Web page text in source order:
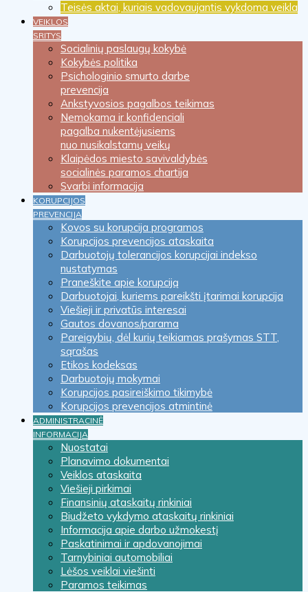
Teisės aktai, kuriais vadovaujantis vykdoma veikla
VEIKLOS
SRITYS
Socialinių paslaugų kokybė
Kokybės politika
Psichologinio smurto darbe
prevencija
Ankstyvosios pagalbos teikimas
Nemokama ir konfidenciali
pagalba nukentėjusiems
nuo nusikalstamų veikų
Klaipėdos miesto savivaldybės
socialinės paramos chartija
Svarbi informacija
KORUPCIJOS
PREVENCIJA
Kovos su korupcija programos
Korupcijos prevencijos ataskaita
Darbuotojų tolerancijos korupcijai indekso
nustatymas
Praneškite apie korupciją
Darbuotojai, kuriems pareikšti įtarimai korupcija
Viešieji ir privatūs interesai
Gautos dovanos/parama
Pareigybių, dėl kurių teikiamas prašymas STT,
sąrašas
Etikos kodeksas
Darbuotojų mokymai
Korupcijos pasireiškimo tikimybė
Korupcijos prevencijos atmintinė
ADMINISTRACINĖ
INFORMACIJA
Nuostatai
Planavimo dokumentai
Veiklos ataskaita
Viešieji pirkimai
Finansinių ataskaitų rinkiniai
Biudžeto vykdymo ataskaitų rinkiniai
Informacija apie darbo užmokestį
Paskatinimai ir apdovanojimai
Tarnybiniai automobiliai
Lėšos veiklai viešinti
Paramos teikimas